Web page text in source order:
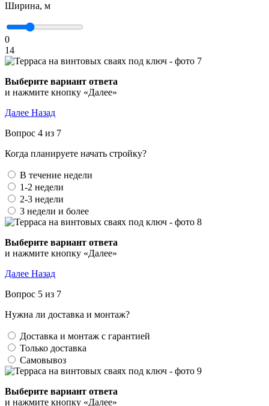
Ширина, м
0
14
Выберите вариант ответа
и нажмите кнопку «Далее»
Далее Назад
Вопрос 4 из 7
Когда планируете начать стройку?
В течение недели
1-2 недели
2-3 недели
3 недели и более
Выберите вариант ответа
и нажмите кнопку «Далее»
Далее Назад
Вопрос 5 из 7
Нужна ли доставка и монтаж?
Доставка и монтаж с гарантией
Только доставка
Самовывоз
Выберите вариант ответа
и нажмите кнопку «Далее»